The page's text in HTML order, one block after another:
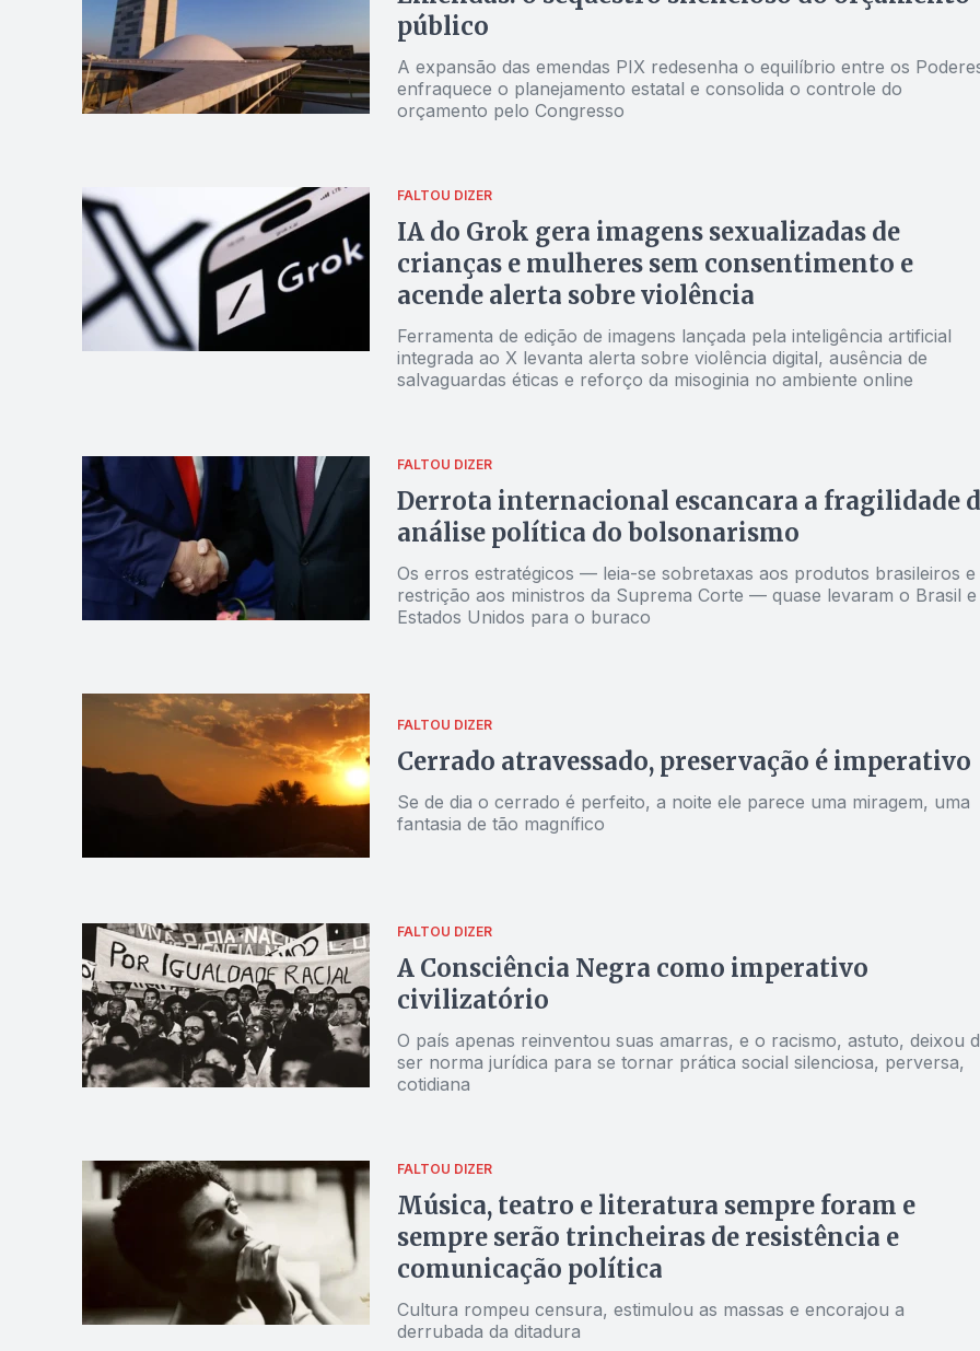
público
A expansão das emendas PIX redesenha o equilíbrio entre os
enfraquece o planejamento estatal e consolida o controle do
orçamento pelo Congresso
FALTOU DIZER
IA do Grok gera imagens sexualizadas de
crianças e mulheres sem consentimento e
acende alerta sobre violência
Ferramenta de edição de imagens lançada pela inteligência artificial
integrada ao X levanta alerta sobre violência digital, ausência de
salvaguardas éticas e reforço da misoginia no ambiente online
FALTOU DIZER
Derrota internacional escancara a fragilidade
análise política do bolsonarismo
Os erros estratégicos — leia-se sobretaxas aos produtos brasileiros e
restrição aos ministros da Suprema Corte — quase levaram o Brasil e
Estados Unidos para o buraco
FALTOU DIZER
Cerrado atravessado, preservação é imperativo
Se de dia o cerrado é perfeito, a noite ele parece uma miragem, uma
fantasia de tão magnífico
FALTOU DIZER
A Consciência Negra como imperativo
civilizatório
O país apenas reinventou suas amarras, e o racismo, astuto, deixou
ser norma jurídica para se tornar prática social silenciosa, perversa,
cotidiana
FALTOU DIZER
Música, teatro e literatura sempre foram e
sempre serão trincheiras de resistência e
comunicação política
Cultura rompeu censura, estimulou as massas e encorajou a
derrubada da ditadura